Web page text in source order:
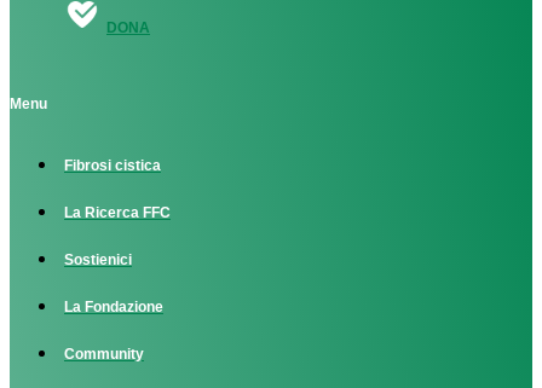
DONA
Menu
Fibrosi cistica
La Ricerca FFC
Sostienici
La Fondazione
Community